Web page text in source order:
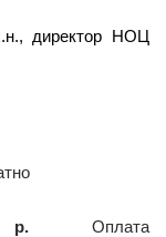
директор НОЦ
р.
Оплата